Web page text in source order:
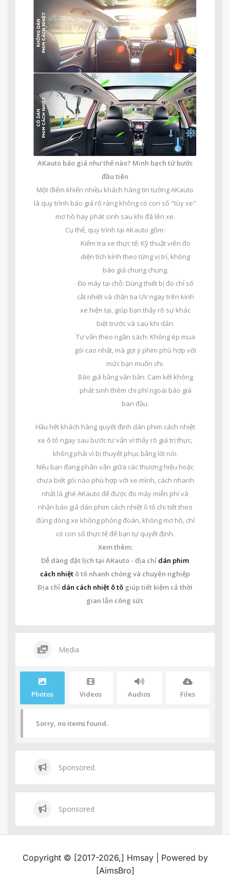
AKauto báo giá như thế nào? Minh bạch từ bước
đầu tiên
Một điểm khiến nhiều khách hàng tin tưởng AKauto
là quy trình báo giá rõ ràng không có con số "tùy xe"
mơ hồ hay phát sinh sau khi đã lên xe.
Cụ thể, quy trình tại AKauto gồm:
Kiểm tra xe thực tế: Kỹ thuật viên đo
diện tích kính theo từng vị trí, không
báo giá chung chung.
Đo máy tại chỗ: Dùng thiết bị đo chỉ số
cắt nhiệt và chặn tia UV ngay trên kính
xe hiện tại, giúp bạn thấy rõ sự khác
biệt trước và sau khi dán.
Tư vấn theo ngân sách: Không ép mua
gói cao nhất, mà gợi ý phim phù hợp với
mức bạn muốn chi.
Báo giá bằng văn bản: Cam kết không
phát sinh thêm chi phí ngoài báo giá
ban đầu.
Hầu hết khách hàng quyết định dán phim cách nhiệt
xe ô tô ngay sau bước tư vấn vì thấy rõ giá trị thực,
không phải vì bị thuyết phục bằng lời nói.
Nếu bạn đang phân vân giữa các thương hiệu hoặc
chưa biết gói nào phù hợp với xe mình, cách nhanh
nhất là ghé AKauto để được đo máy miễn phí và
nhận báo giá dán phim cách nhiệt ô tô chi tiết theo
đúng dòng xe không phỏng đoán, không mơ hồ, chỉ
có con số thực tế để bạn tự quyết định.
Xem thêm:
Dễ dàng đặt lịch tại AKauto - địa chỉ dán phim
cách nhiệt ô tô nhanh chóng và chuyên nghiệp
Địa chỉ dán cách nhiệt ô tô giúp tiết kiệm cả thời
gian lẫn công sức
Media
Photos Videos Audios Files
Sorry, no items found.
Sponsored.
Sponsored
Copyright © [2017-2026,] Hmsay | Powered by
[AimsBro]